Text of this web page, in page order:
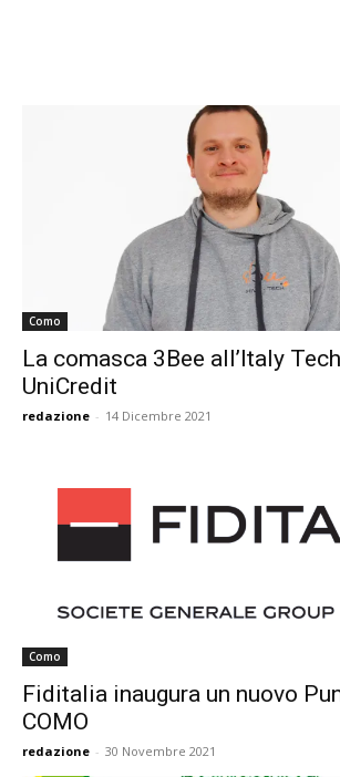
Como
La comasca 3Bee all’Italy
UniCredit
redazione - 14 Dicembre 2021
Como
Fiditalia inaugura un nuovo
COMO
redazione - 30 Novembre 2021